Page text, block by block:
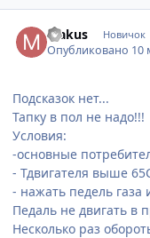
Makus Новичок
Опубликовано 10
Подсказок нет...
Тапку в пол не надо!!!
Условия:
-основные
- Тдвигателя выше
- нажать педель
Педаль не двигать в
Несколько раз